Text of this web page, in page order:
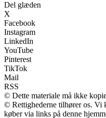
Del glæden
X
Facebook
Instagram
LinkedIn
YouTube
Pinterest
TikTok
Mail
RSS
© Dette materiale må ikke
© Rettighederne tilhører os. Vi
køber via links på denne